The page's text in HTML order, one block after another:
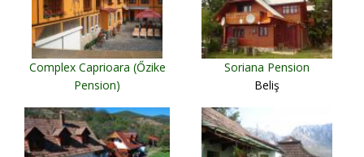
Complex Caprioara (Őzike
Pension)
Soriana Pension
Beliş